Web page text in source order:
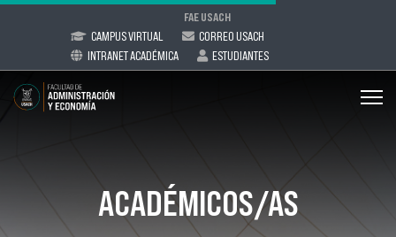
FAE USACH
CAMPUS VIRTUAL
CORREO USACH
INTRANET ACADÉMICA
ESTUDIANTES
ACADÉMICOS/AS